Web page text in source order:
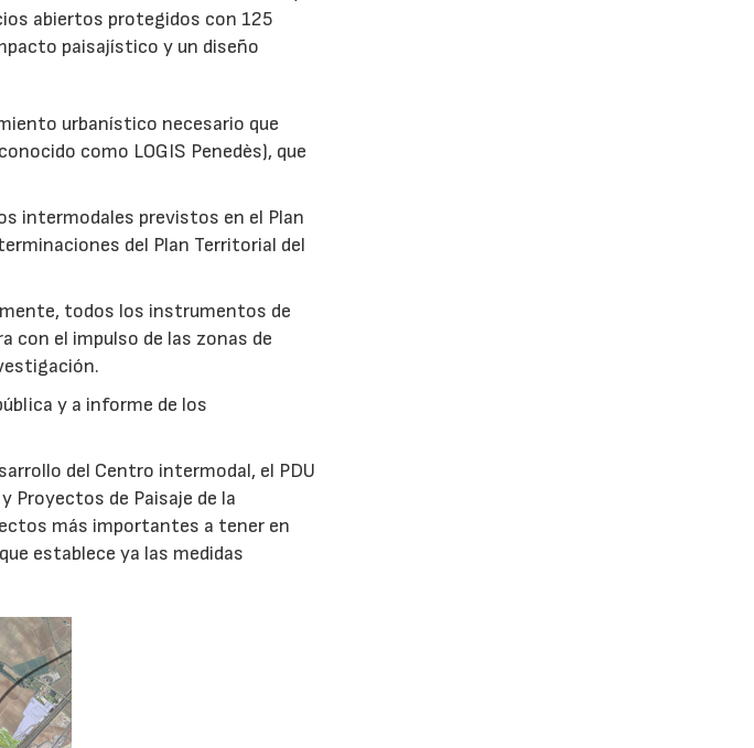
abiertos protegidos con 125
paisajístico y un diseño
urbanístico necesario que
como LOGIS Penedès), que
intermodales previstos en el Plan
del Plan Territorial del
todos los instrumentos de
con el impulso de las zonas de
y a informe de los
del Centro intermodal, el PDU
Proyectos de Paisaje de la
más importantes a tener en
establece ya las medidas